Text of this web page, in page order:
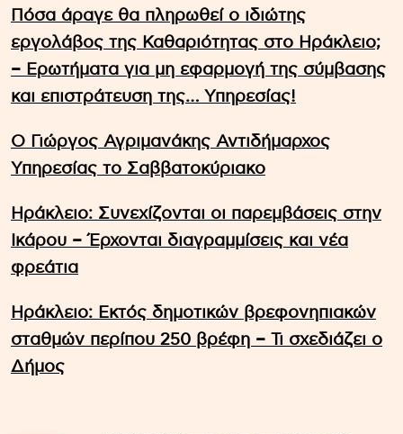
Πόσα άραγε θα πληρωθεί ο ιδιώτης
εργολάβος της Καθαριότητας στο Ηράκλειο;
– Ερωτήματα για μη εφαρμογή της σύμβασης
και επιστράτευση της… Υπηρεσίας!
Ο Γιώργος Αγριμανάκης Αντιδήμαρχος
Υπηρεσίας το Σαββατοκύριακο
Ηράκλειο: Συνεχίζονται οι παρεμβάσεις στην
Ικάρου – Έρχονται διαγραμμίσεις και νέα
φρεάτια
Ηράκλειο: Εκτός δημοτικών βρεφονηπιακών
σταθμών περίπου 250 βρέφη – Τι σχεδιάζει ο
Δήμος